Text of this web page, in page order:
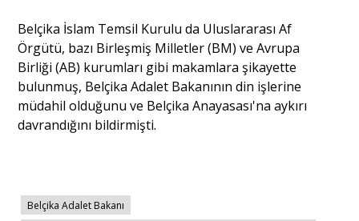
Belçika İslam Temsil Kurulu da Uluslararası Af
Örgütü, bazı Birleşmiş Milletler (BM) ve Avrupa
Birliği (AB) kurumları gibi makamlara şikayette
bulunmuş, Belçika Adalet Bakanının din işlerine
müdahil olduğunu ve Belçika Anayasası'na aykırı
davrandığını bildirmişti.
Belçika Adalet Bakanı